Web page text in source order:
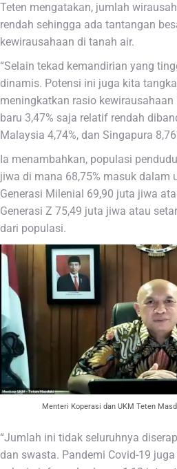
Teten mengatakan, jumlah
rendah sehingga ada tantangan
kewirausahaan di tanah air.
“Selain tekad kemandirian yang
dinamis. Potensi ini juga kita
meningkatkan rasio
baru 3,47% saja relatif rendah
Malaysia 4,74%, dan Singapura
Ia menambahkan, populasi
jiwa di mana 68,75% masuk dalam
Generasi Milenial 69,90 juta jiwa
Generasi Z 75,49 juta jiwa atau
dari populasi.
Menteri Koperasi dan UKM Teten
“Jumlah ini tidak seluruhnya
dan swasta. Pandemi Covid-19